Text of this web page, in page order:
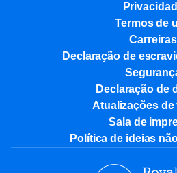
Termos de
Carreiras
Declaração de
Declaração de
Atualizações de
Sala de
Política de ideias